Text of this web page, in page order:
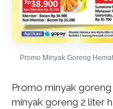
Promo Minyak Goreng
Promo minyak
minyak goreng 2 liter